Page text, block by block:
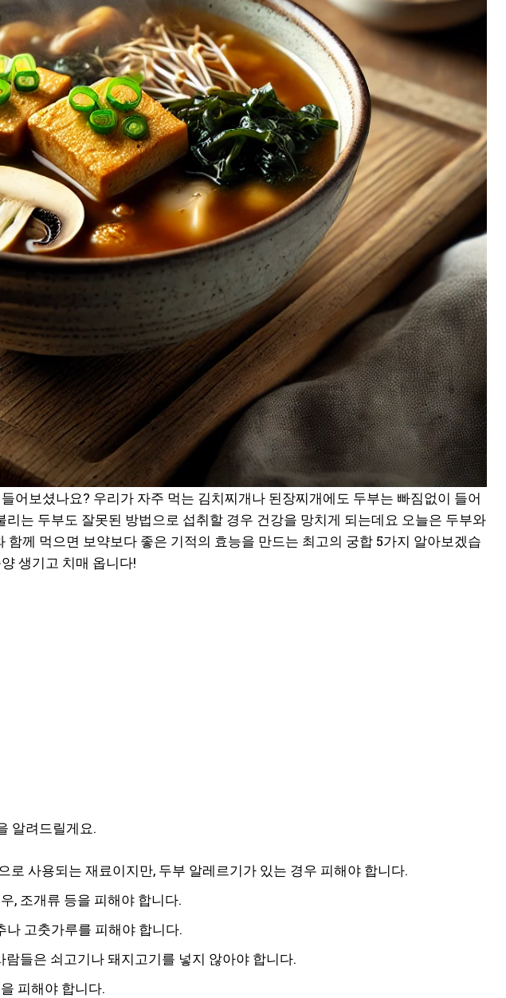
어보셨나요? 우리가 자주 먹는 김치찌개나 된장찌개에도 두부는 빠짐없이 들어
는 두부도 잘못된 방법으로 섭취할 경우 건강을 망치게 되는데요 오늘은 두부와
께 먹으면 보약보다 좋은 기적의 효능을 만드는 최고의 궁합 5가지 알아보겠습
생기고 치매 옵니다!
알려드릴게요.
로 사용되는 재료이지만, 두부 알레르기가 있는 경우 피해야 합니다.
, 조개류 등을 피해야 합니다.
나 고춧가루를 피해야 합니다.
람들은 쇠고기나 돼지고기를 넣지 않아야 합니다.
피해야 합니다.